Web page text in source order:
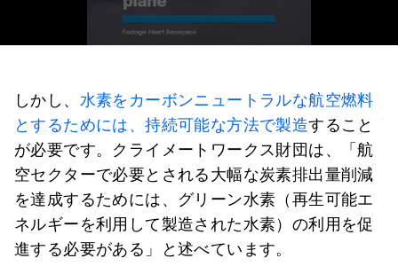
しかし、 水素をカーボンニュートラルな航空燃料
とするためには、持続可能な方法で製造すること
が必要です。クライメートワークス財団は、「航
空セクターで必要とされる大幅な炭素排出量削減
を達成するためには、グリーン水素（再生可能エ
ネルギーを利用して製造された水素）の利用を促
進する必要がある」と述べています。